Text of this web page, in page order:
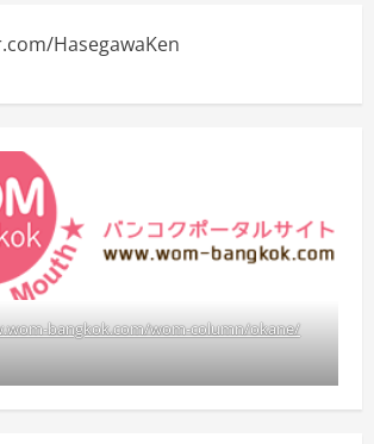
HasegawaKen
bangkok.com/wom-column/okane/